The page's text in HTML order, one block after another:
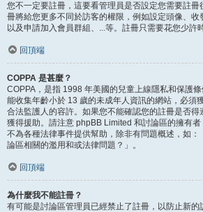
您不一定要註冊，這要看管理員是否設定您需要註冊
冊將給您更多不同於訪客的權限，例如設定頭像、
以及申請加入會員群組、...等。註冊只需要花您少許
回頂端
COPPA 是甚麼？
COPPA，是指 1998 年美國的兒童上線隱私和保護
能收集年齡小於 13 歲的未成年人資訊的網站，必須
合法監護人的容許。如果您不能確認您的註冊是否得
獲得援助。請注意 phpBB Limited 和討論區的擁有
不為各種法律事件提供幫助，除非有問題概述，如
論區相關的濫用和或法律問題？」。
回頂端
為什麼我不能註冊？
有可能是討論區管理員已經禁止了註冊，以防止新的